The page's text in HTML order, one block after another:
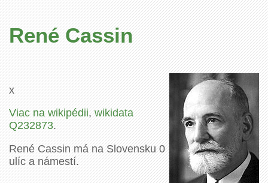
René Cassin
x
Viac na wikipédii,wikidata
Q232873.
René Cassin má na Slovensku 0
ulíc a námestí.